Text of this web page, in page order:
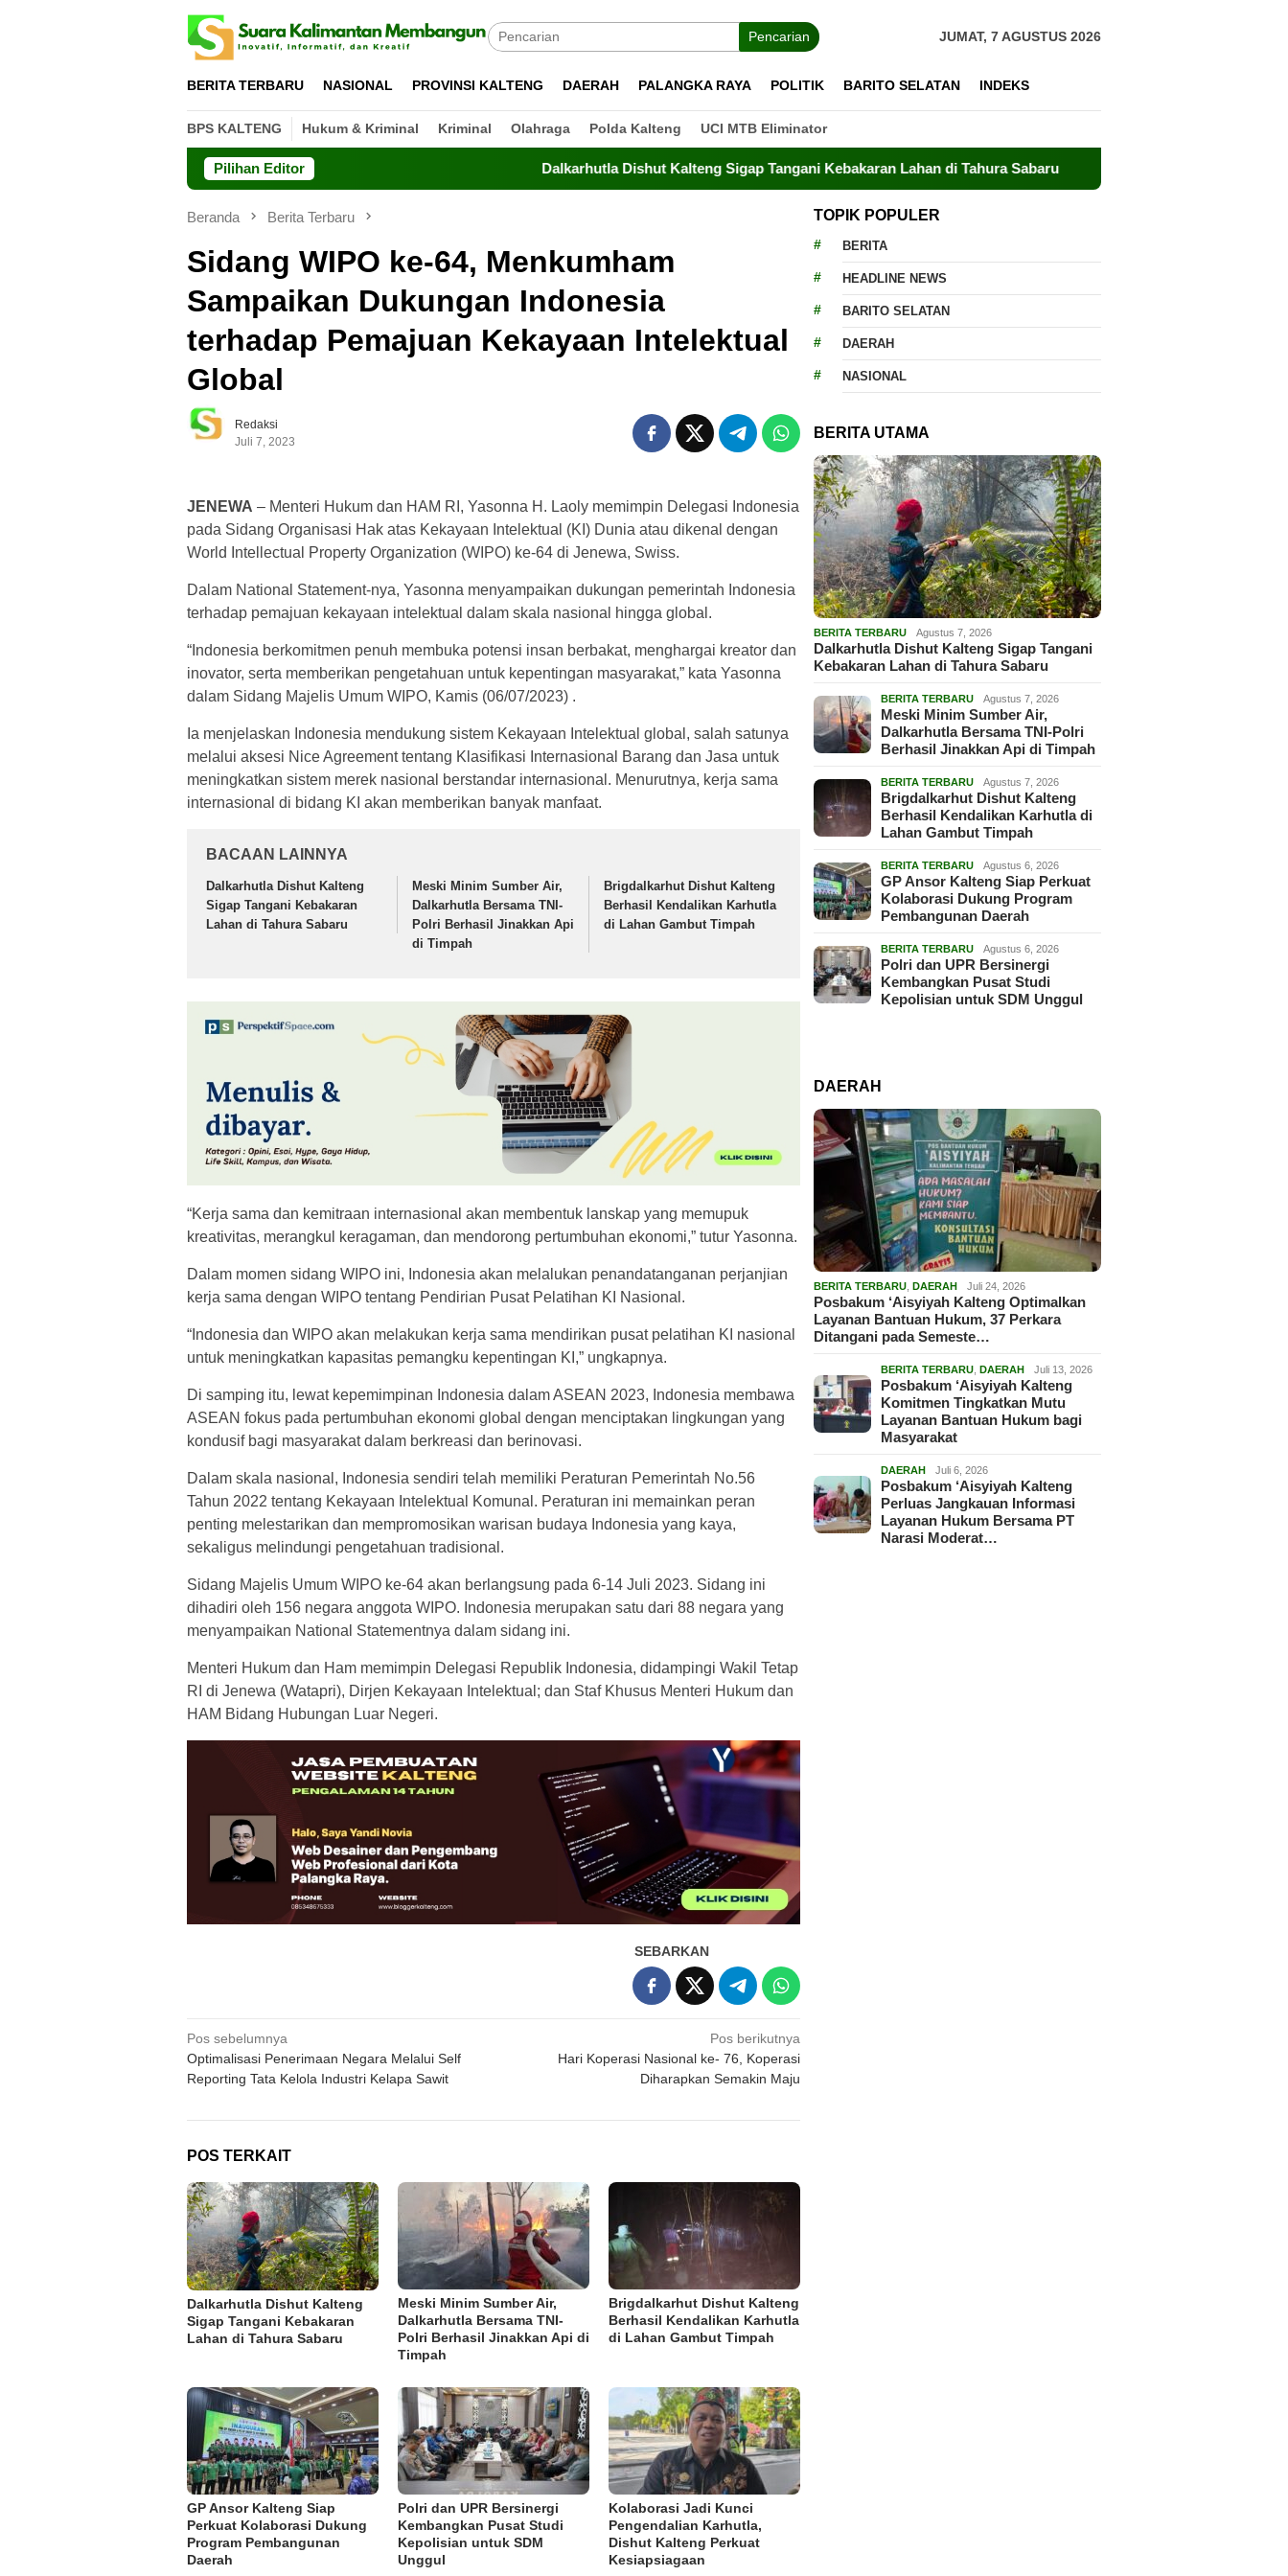
Pencarian JUMAT, 7 AGUSTUS 2026
BERITA TERBARU NASIONAL PROVINSI KALTENG DAERAH PALANGKA RAYA POLITIK BARITO SELATAN INDEKS
BPS KALTENG Hukum & Kriminal Kriminal Olahraga Polda Kalteng UCI MTB Eliminator
Pilihan Editor Dalkarhutla Dishut Kalteng Sigap Tangani Kebakaran Lahan di Tahura Sabaru Meski Minim Sumber Air, Dalkarhutla
Beranda Berita Terbaru
Sidang WIPO ke-64, Menkumham
Sampaikan Dukungan Indonesia
terhadap Pemajuan Kekayaan Intelektual
Global
Redaksi
Juli 7, 2023
JENEWA – Menteri Hukum dan HAM RI, Yasonna H. Laoly memimpin Delegasi Indonesia
pada Sidang Organisasi Hak atas Kekayaan Intelektual (KI) Dunia atau dikenal dengan
World Intellectual Property Organization (WIPO) ke-64 di Jenewa, Swiss.
Dalam National Statement-nya, Yasonna menyampaikan dukungan pemerintah Indonesia
terhadap pemajuan kekayaan intelektual dalam skala nasional hingga global.
“Indonesia berkomitmen penuh membuka potensi insan berbakat, menghargai kreator dan
inovator, serta memberikan pengetahuan untuk kepentingan masyarakat,” kata Yasonna
dalam Sidang Majelis Umum WIPO, Kamis (06/07/2023) .
Ia menjelaskan Indonesia mendukung sistem Kekayaan Intelektual global, salah satunya
melalui aksesi Nice Agreement tentang Klasifikasi Internasional Barang dan Jasa untuk
meningkatkan sistem merek nasional berstandar internasional. Menurutnya, kerja sama
internasional di bidang KI akan memberikan banyak manfaat.
BACAAN LAINNYA
Dalkarhutla Dishut Kalteng
Sigap Tangani Kebakaran
Lahan di Tahura Sabaru
Meski Minim Sumber Air,
Dalkarhutla Bersama TNI-
Polri Berhasil Jinakkan Api
di Timpah
Brigdalkarhut Dishut Kalteng
Berhasil Kendalikan Karhutla
di Lahan Gambut Timpah
“Kerja sama dan kemitraan internasional akan membentuk lanskap yang memupuk
kreativitas, merangkul keragaman, dan mendorong pertumbuhan ekonomi,” tutur Yasonna.
Dalam momen sidang WIPO ini, Indonesia akan melalukan penandatanganan perjanjian
kerja sama dengan WIPO tentang Pendirian Pusat Pelatihan KI Nasional.
“Indonesia dan WIPO akan melakukan kerja sama mendirikan pusat pelatihan KI nasional
untuk meningkatkan kapasitas pemangku kepentingan KI,” ungkapnya.
Di samping itu, lewat kepemimpinan Indonesia dalam ASEAN 2023, Indonesia membawa
ASEAN fokus pada pertumbuhan ekonomi global dengan menciptakan lingkungan yang
kondusif bagi masyarakat dalam berkreasi dan berinovasi.
Dalam skala nasional, Indonesia sendiri telah memiliki Peraturan Pemerintah No.56
Tahun 2022 tentang Kekayaan Intelektual Komunal. Peraturan ini memainkan peran
penting melestarikan dan mempromosikan warisan budaya Indonesia yang kaya,
sekaligus melindungi pengetahuan tradisional.
Sidang Majelis Umum WIPO ke-64 akan berlangsung pada 6-14 Juli 2023. Sidang ini
dihadiri oleh 156 negara anggota WIPO. Indonesia merupakan satu dari 88 negara yang
menyampaikan National Statementnya dalam sidang ini.
Menteri Hukum dan Ham memimpin Delegasi Republik Indonesia, didampingi Wakil Tetap
RI di Jenewa (Watapri), Dirjen Kekayaan Intelektual; dan Staf Khusus Menteri Hukum dan
HAM Bidang Hubungan Luar Negeri.
SEBARKAN
Navigasi
pos
Pos sebelumnya
Optimalisasi Penerimaan Negara Melalui Self
Reporting Tata Kelola Industri Kelapa Sawit
Pos berikutnya
Hari Koperasi Nasional ke- 76, Koperasi
Diharapkan Semakin Maju
POS TERKAIT
Dalkarhutla Dishut Kalteng
Sigap Tangani Kebakaran
Lahan di Tahura Sabaru
Meski Minim Sumber Air,
Dalkarhutla Bersama TNI-
Polri Berhasil Jinakkan Api di
Timpah
Brigdalkarhut Dishut Kalteng
Berhasil Kendalikan Karhutla
di Lahan Gambut Timpah
GP Ansor Kalteng Siap
Perkuat Kolaborasi Dukung
Program Pembangunan
Daerah
Polri dan UPR Bersinergi
Kembangkan Pusat Studi
Kepolisian untuk SDM
Unggul
Kolaborasi Jadi Kunci
Pengendalian Karhutla,
Dishut Kalteng Perkuat
Kesiapsiagaan
TOPIK POPULER
BERITA
HEADLINE NEWS
BARITO SELATAN
DAERAH
NASIONAL
BERITA UTAMA
BERITA TERBARU Agustus 7, 2026
Dalkarhutla Dishut Kalteng Sigap Tangani
Kebakaran Lahan di Tahura Sabaru
BERITA TERBARU Agustus 7, 2026
Meski Minim Sumber Air,
Dalkarhutla Bersama TNI-Polri
Berhasil Jinakkan Api di Timpah
BERITA TERBARU Agustus 7, 2026
Brigdalkarhut Dishut Kalteng
Berhasil Kendalikan Karhutla di
Lahan Gambut Timpah
BERITA TERBARU Agustus 6, 2026
GP Ansor Kalteng Siap Perkuat
Kolaborasi Dukung Program
Pembangunan Daerah
BERITA TERBARU Agustus 6, 2026
Polri dan UPR Bersinergi
Kembangkan Pusat Studi
Kepolisian untuk SDM Unggul
DAERAH
BERITA TERBARU ,DAERAH Juli 24, 2026
Posbakum ‘Aisyiyah Kalteng Optimalkan
Layanan Bantuan Hukum, 37 Perkara
Ditangani pada Semeste…
BERITA TERBARU ,DAERAH Juli 13, 2026
Posbakum ‘Aisyiyah Kalteng
Komitmen Tingkatkan Mutu
Layanan Bantuan Hukum bagi
Masyarakat
DAERAH Juli 6, 2026
Posbakum ‘Aisyiyah Kalteng
Perluas Jangkauan Informasi
Layanan Hukum Bersama PT
Narasi Moderat…